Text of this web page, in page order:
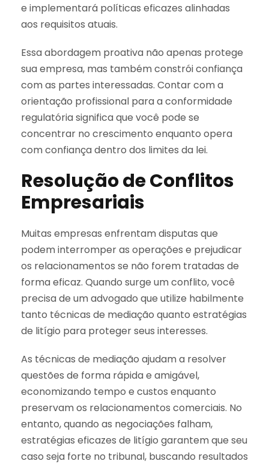
e implementará políticas eficazes alinhadas
aos requisitos atuais.
Essa abordagem proativa não apenas protege
sua empresa, mas também constrói confiança
com as partes interessadas. Contar com a
orientação profissional para a conformidade
regulatória significa que você pode se
concentrar no crescimento enquanto opera
com confiança dentro dos limites da lei.
Resolução de Conflitos
Empresariais
Muitas empresas enfrentam disputas que
podem interromper as operações e prejudicar
os relacionamentos se não forem tratadas de
forma eficaz. Quando surge um conflito, você
precisa de um advogado que utilize habilmente
tanto técnicas de mediação quanto estratégias
de litígio para proteger seus interesses.
As técnicas de mediação ajudam a resolver
questões de forma rápida e amigável,
economizando tempo e custos enquanto
preservam os relacionamentos comerciais. No
entanto, quando as negociações falham,
estratégias eficazes de litígio garantem que seu
caso seja forte no tribunal, buscando resultados